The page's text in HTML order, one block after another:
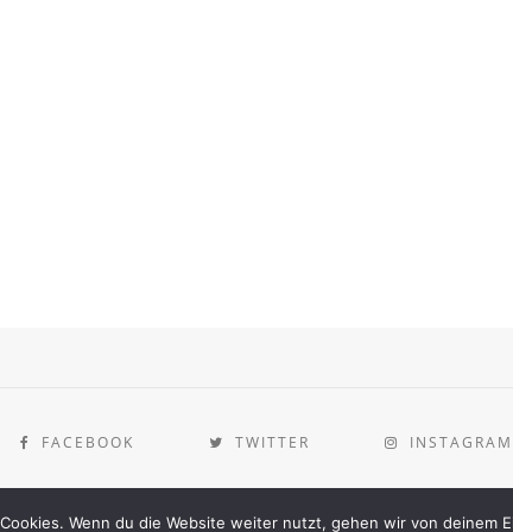
FACEBOOK TWITTER INSTAGRAM
Wenn du die Website weiter nutzt, gehen wir von deinem